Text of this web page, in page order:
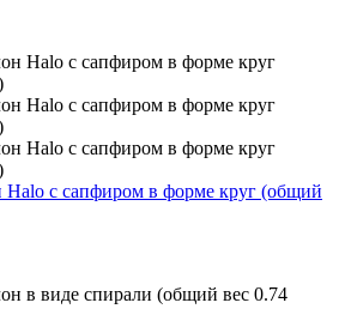
Halo с сапфиром в форме круг (общий